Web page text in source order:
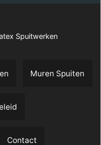
Spuitwerken
Muren Spuiten
Contact